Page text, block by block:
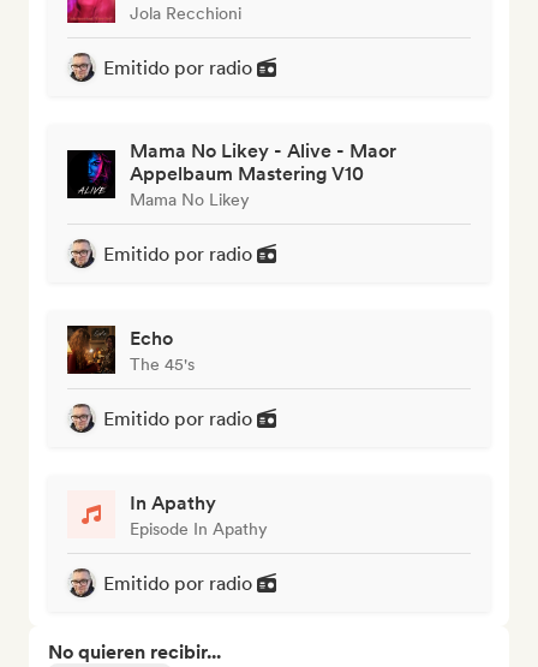
Jola Recchioni
Emitido por radio
Mama No Likey - Alive - Maor
Appelbaum Mastering V10
Mama No Likey
Emitido por radio
Echo
The 45's
Emitido por radio
In Apathy
Episode In Apathy
Emitido por radio
No quieren recibir...